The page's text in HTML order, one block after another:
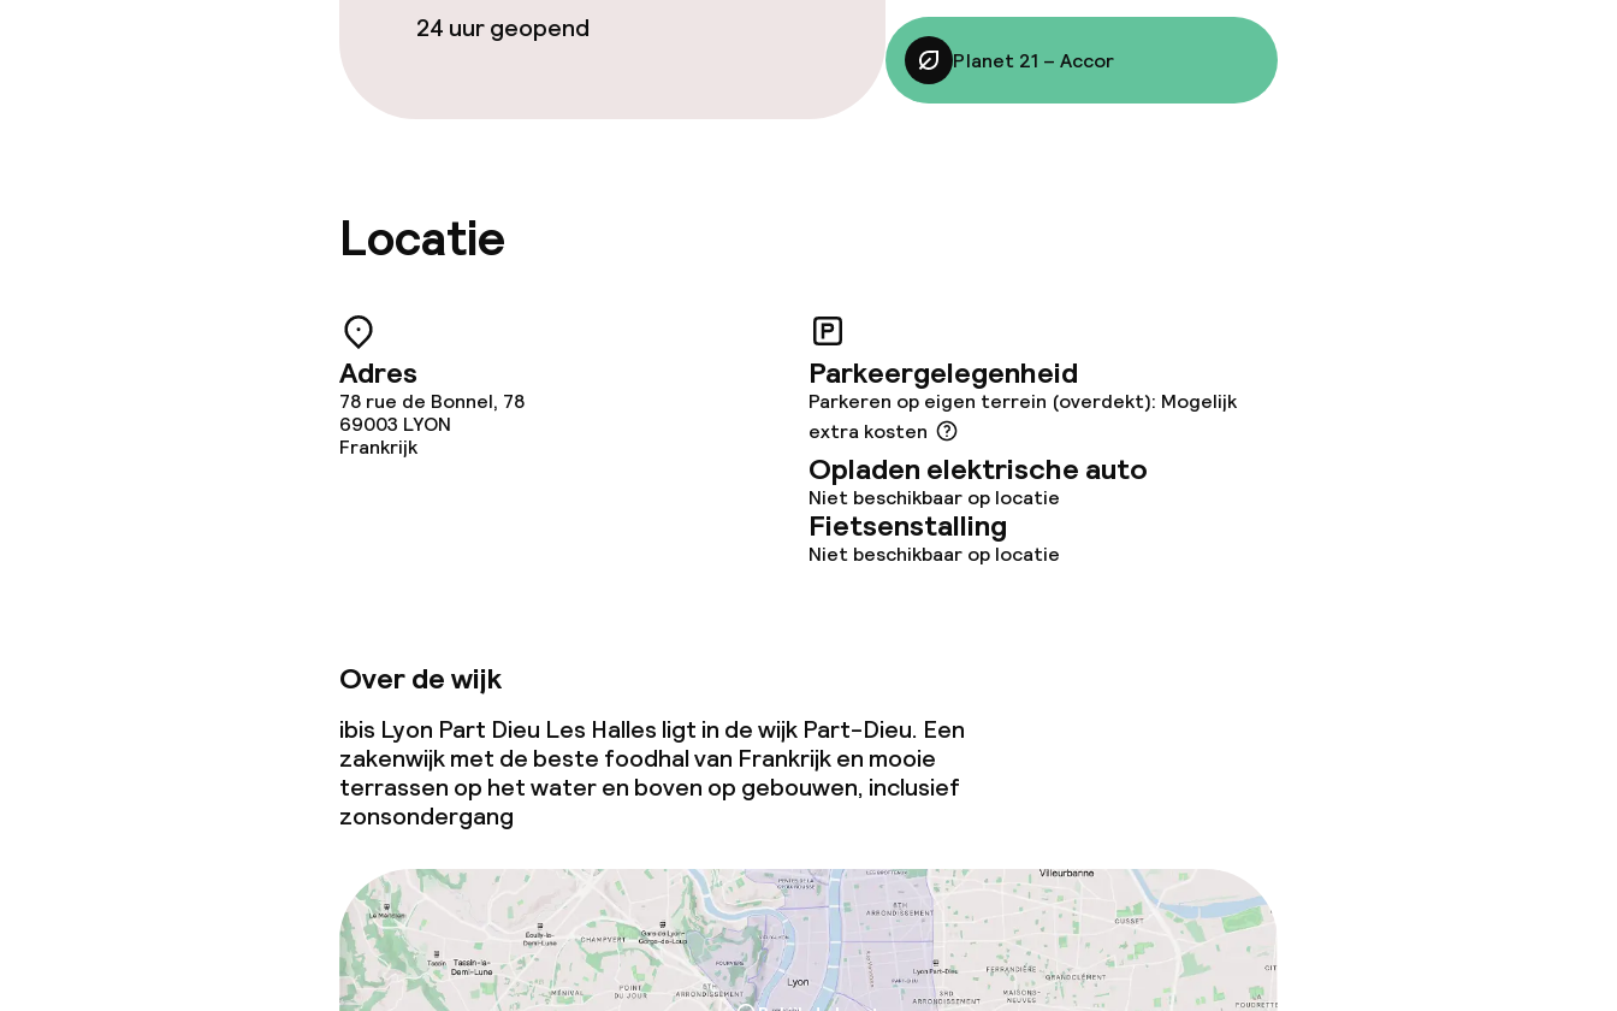
Zakelijke faciliteiten
Conferentieruimte
Beleid
24 uur geopend
Planet 21 – Accor
Locatie
Adres
78 rue de Bonnel, 78
69003 LYON
Frankrijk
Parkeergelegenheid
Parkeren op eigen terrein (overdekt): Mogelijk
extra kosten
Opladen elektrische auto
Niet beschikbaar op locatie
Fietsenstalling
Niet beschikbaar op locatie
Over de wijk
ibis Lyon Part Dieu Les Halles ligt in de wijk Part-Dieu. Een
zakenwijk met de beste foodhal van Frankrijk en mooie
terrassen op het water en boven op gebouwen, inclusief
zonsondergang